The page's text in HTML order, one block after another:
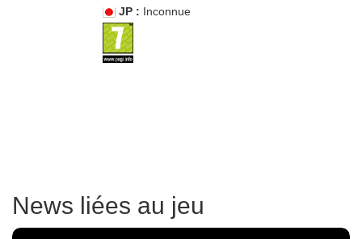
JP : Inconnue
News liées au jeu